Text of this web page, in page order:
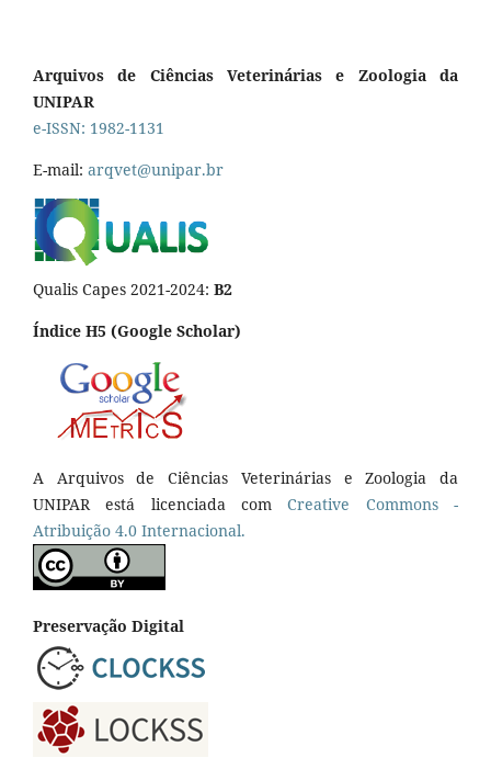
Arquivos de Ciências Veterinárias e Zoologia da
UNIPAR
e-ISSN: 1982-1131
E-mail: arqvet@unipar.br
Qualis Capes 2021-2024: B2
Índice H5 (Google Scholar)
A Arquivos de Ciências Veterinárias e Zoologia da
UNIPAR está licenciada comCreative Commons -
Atribuição 4.0 Internacional.
Preservação Digital